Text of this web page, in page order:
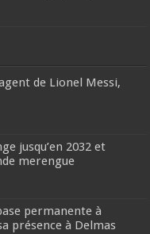
de Lionel Messi,
jusqu’en 2032 et
merengue
permanente à
présence à Delmas